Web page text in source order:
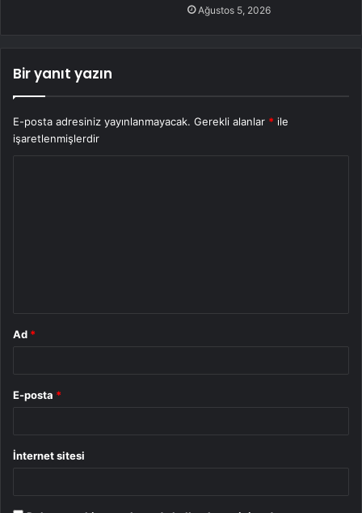
Ağustos 5, 2026
Bir yanıt yazın
E-posta adresiniz yayınlanmayacak. Gerekli alanlar * ile
işaretlenmişlerdir
Ad *
E-posta *
İnternet sitesi